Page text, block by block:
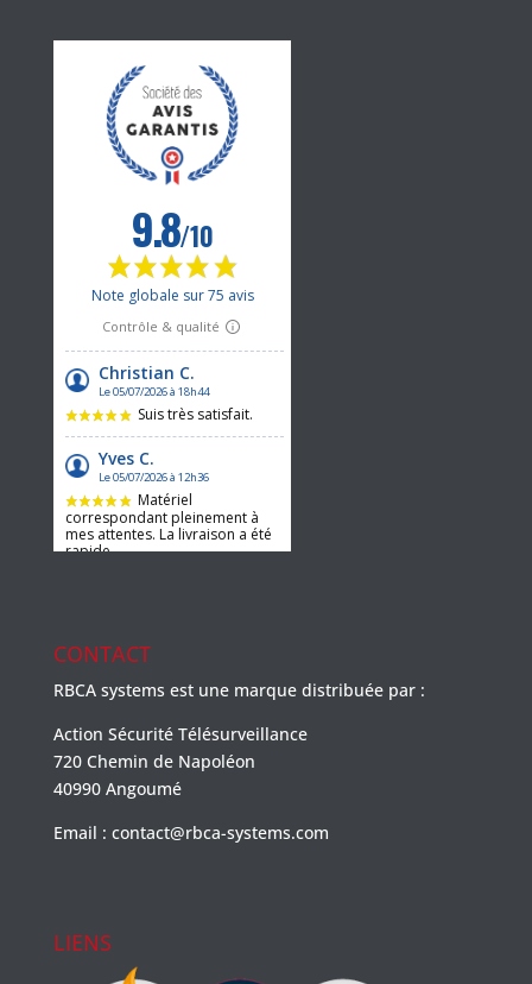
CONTACT
RBCA systems est une marque distribuée par :
Action Sécurité Télésurveillance
720 Chemin de Napoléon
40990 Angoumé
Email : contact@rbca-systems.com
LIENS